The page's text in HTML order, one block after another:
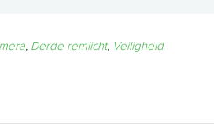
, Derde remlicht, Veiligheid